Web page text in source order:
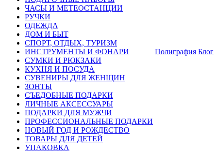
ЧАСЫ И МЕТЕОСТАНЦИИ
РУЧКИ
ОДЕЖДА
ДОМ И БЫТ
СПОРТ, ОТДЫХ, ТУРИЗМ
ИНСТРУМЕНТЫ И ФОНАРИ
СУМКИ И РЮКЗАКИ
КУХНЯ И ПОСУДА
СУВЕНИРЫ ДЛЯ ЖЕНЩИН
ЗОНТЫ
СЪЕДОБНЫЕ ПОДАРКИ
ЛИЧНЫЕ АКСЕССУАРЫ
ПОДАРКИ ДЛЯ МУЖЧИ
ПРОФЕССИОНАЛЬНЫЕ ПОДАРКИ
НОВЫЙ ГОД И РОЖДЕСТВО
ТОВАРЫ ДЛЯ ДЕТЕЙ
УПАКОВКА
Полиграфия Блог